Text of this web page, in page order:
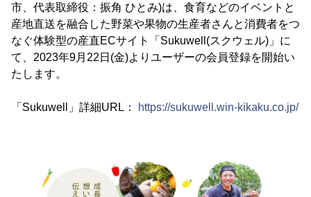
市、代表取締役：振角 ひとみ)は、食育などのイベントと
産地直送を融合した野菜や果物の生産者さんと消費者をつ
なぐ体験型の産直ECサイト「Sukuwell(スクウェル)」に
て、2023年9月22日(金)よりユーザーの会員登録を開始い
たします。
「Sukuwell」詳細URL： https://sukuwell.win-kikaku.co.jp/